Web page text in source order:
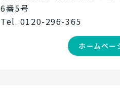
6番5号
Tel. 0120-296-365
ホームペー